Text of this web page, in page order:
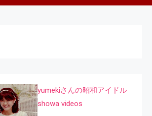
yumekiさんの昭和アイドル
showa videos